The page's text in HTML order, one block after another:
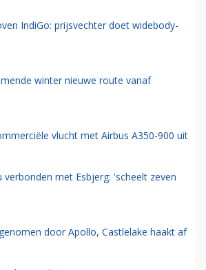
IndiGo: prijsvechter doet widebody-
winter nieuwe route vanaf
vlucht met Airbus A350-900 uit
verbonden met Esbjerg: 'scheelt zeven
door Apollo, Castlelake haakt af